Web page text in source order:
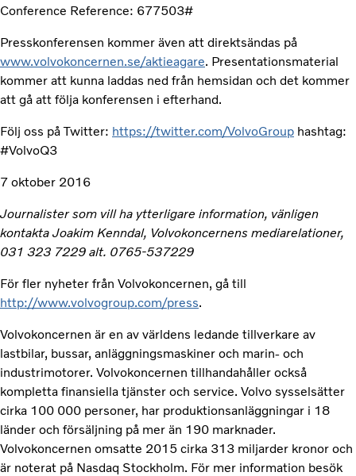
Conference Reference: 677503#
Presskonferensen kommer även att direktsändas på
www.volvokoncernen.se/aktieagare. Presentationsmaterial
kommer att kunna laddas ned från hemsidan och det kommer
att gå att följa konferensen i efterhand.
Följ oss på Twitter: https://twitter.com/VolvoGroup hashtag:
#VolvoQ3
7 oktober 2016
Journalister som vill ha ytterligare information, vänligen
kontakta Joakim Kenndal, Volvokoncernens mediarelationer,
031 323 7229 alt. 0765-537229
För fler nyheter från Volvokoncernen, gå till
http://www.volvogroup.com/press.
Volvokoncernen är en av världens ledande tillverkare av
lastbilar, bussar, anläggningsmaskiner och marin- och
industrimotorer. Volvokoncernen tillhandahåller också
kompletta finansiella tjänster och service. Volvo sysselsätter
cirka 100 000 personer, har produktionsanläggningar i 18
länder och försäljning på mer än 190 marknader.
Volvokoncernen omsatte 2015 cirka 313 miljarder kronor och
är noterat på Nasdaq Stockholm. För mer information besök